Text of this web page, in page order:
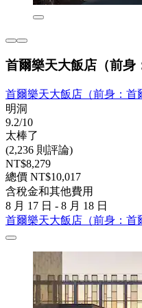
首爾樂天大飯店（前身
首爾樂天大飯店（前身：首
明洞
9.2/10
太棒了
(2,236 則評論)
NT$8,279
總價 NT$10,017
含稅金和其他費用
8 月 17 日 - 8 月 18 日
首爾樂天大飯店（前身：首